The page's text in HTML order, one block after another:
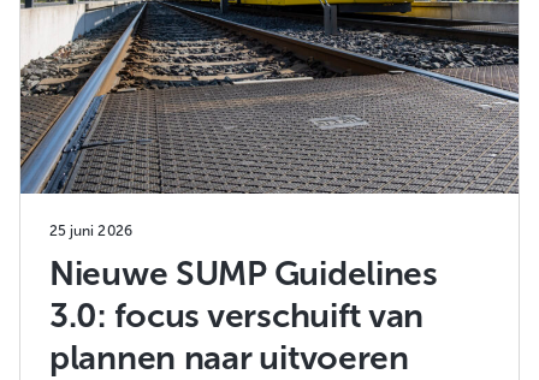
25 juni 2026
Nieuwe SUMP Guidelines
3.0: focus verschuift van
plannen naar uitvoeren